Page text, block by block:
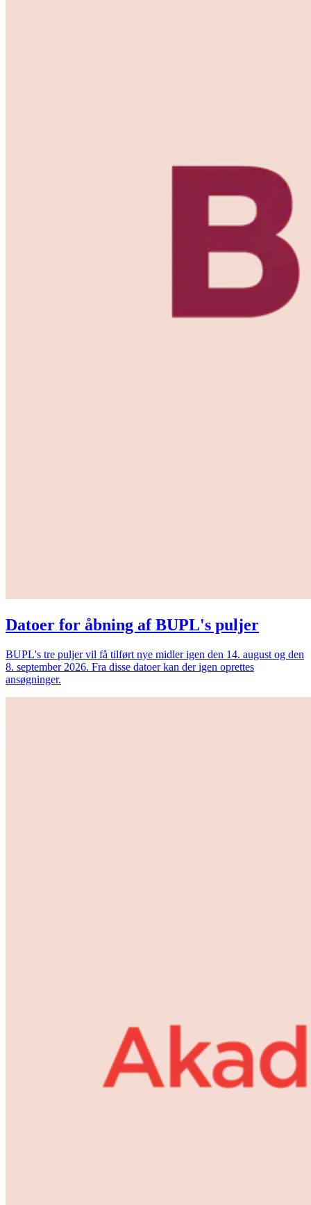
Datoer for åbning af BUPL's puljer
BUPL's tre puljer vil få tilført nye midler igen den 14. august og den
8. september 2026. Fra disse datoer kan der igen oprettes
ansøgninger.